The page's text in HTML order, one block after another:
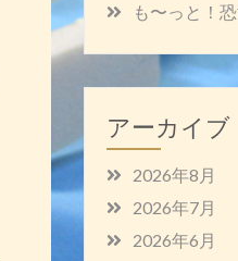
も〜っと！
アーカイブ
2026年8月
2026年7月
2026年6月